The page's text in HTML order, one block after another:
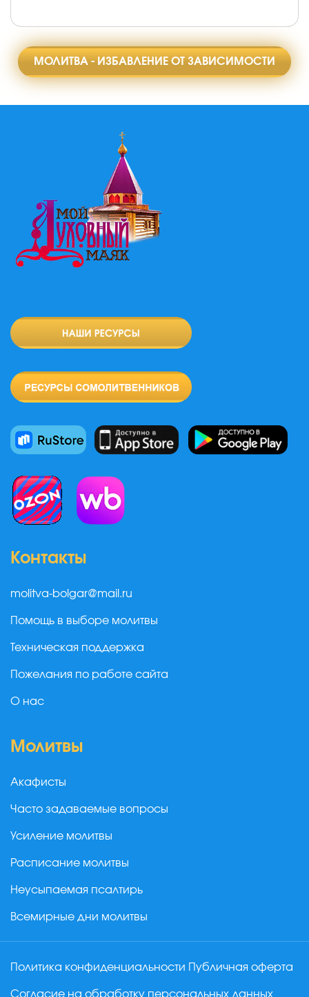
МОЛИТВА - ИЗБАВЛЕНИЕ ОТ ЗАВИСИМОСТИ
Контакты
molitva-bolgar@mail.ru
Помощь в выборе молитвы
Техническая поддержка
Пожелания по работе сайта
О нас
Молитвы
Акафисты
Часто задаваемые вопросы
Усиление молитвы
Расписание молитвы
Неусыпаемая псалтирь
Всемирные дни молитвы
Политика конфиденциальности Публичная оферта
Согласие на обработку персональных данных